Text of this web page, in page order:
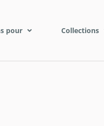
pour Collections